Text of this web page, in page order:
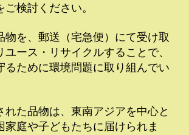
検討ください。
物を、郵送（宅急便）にて受け取
ユース・リサイクルすることで、
るために環境問題に取り組んでい
れた品物は、東南アジアを中心と
家庭や子どもたちに届けられま